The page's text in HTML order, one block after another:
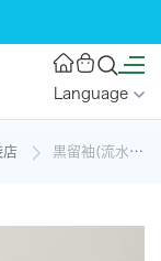
Language
店 黒留袖(流水の松)の着物レンタル